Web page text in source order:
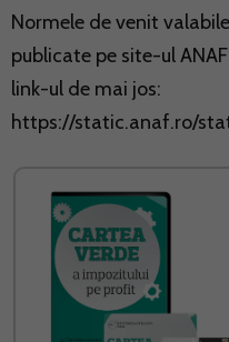
Normele de venit
publicate pe site-ul
link-ul de mai jos:
https://static.anaf.ro/